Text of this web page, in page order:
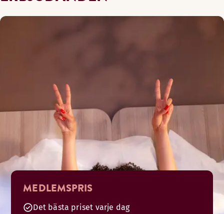
MEDLEMSPRIS
Det bästa priset varje dag